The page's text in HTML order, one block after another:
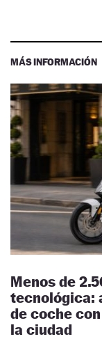
MÁS INFORMACIÓN
Menos de
tecnológica:
de coche
la ciudad